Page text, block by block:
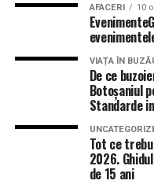
AFACERI 10
VIAȚA ÎN
De ce
Botoșaniul
Standarde
Tot ce
2026.
de 15 ani